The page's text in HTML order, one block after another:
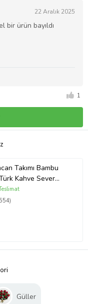
22 Aralık 2025
bir ürün bayıldı
1
Takımı Bambu
Kahve Sever
Güller